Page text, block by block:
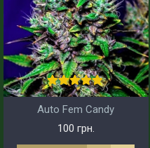
Auto Fem Candy
100 грн.